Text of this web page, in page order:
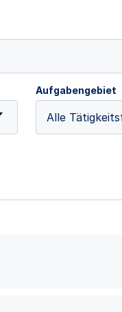
Aufgabengebiet
Alle